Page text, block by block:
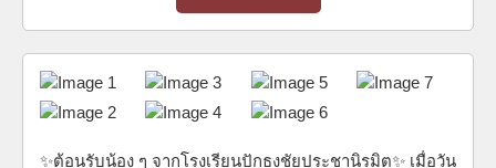
✨ต้อนรับน้อง ๆ จากโรงเรียนปักธงชัยประชานิรมิต✨ เมื่อวัน